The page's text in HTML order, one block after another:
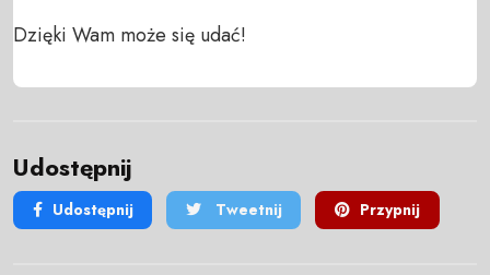
Dzięki Wam może się udać!
Udostępnij
Udostępnij Tweetnij Przypnij